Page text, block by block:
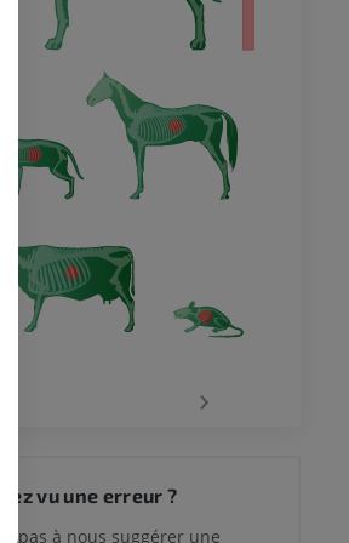
›
vu une erreur ?
pas à nous suggérer une